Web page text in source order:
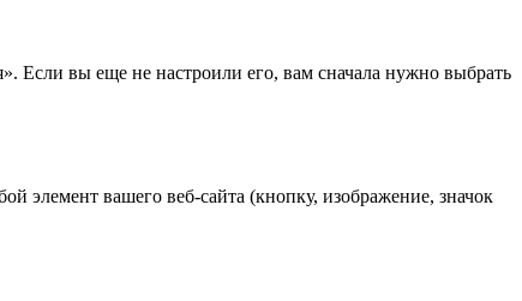
Если вы еще не настроили его, вам сначала нужно выбрать
элемент вашего веб-сайта (кнопку, изображение, значок